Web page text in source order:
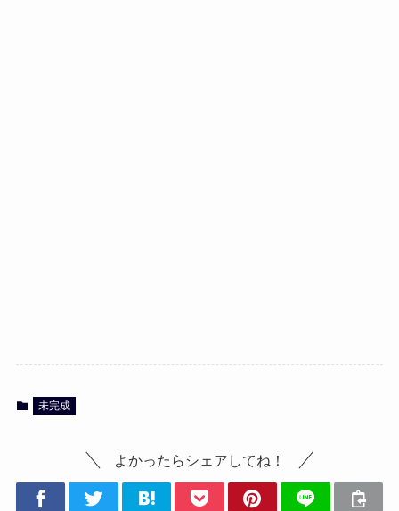
未完成
よかったらシェアしてね！